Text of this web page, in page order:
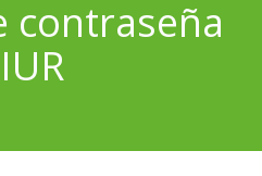
contraseña